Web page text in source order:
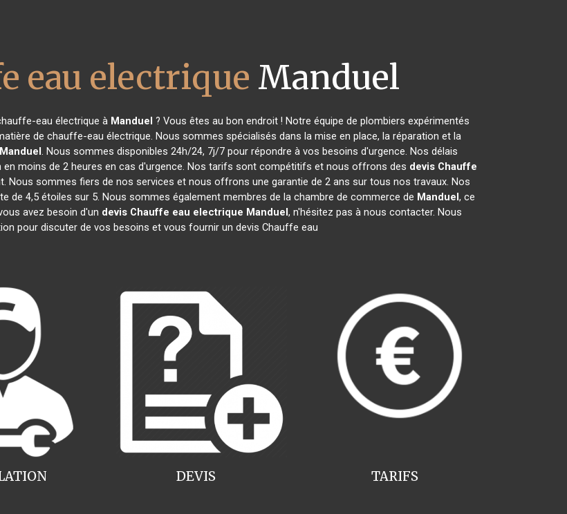
eau electrique Manduel
eau électrique à Manduel ? Vous êtes au bon endroit ! Notre équipe de plombiers expérimentés
de chauffe-eau électrique. Nous sommes spécialisés dans la mise en place, la réparation et la
Manduel. Nous sommes disponibles 24h/24, 7j/7 pour répondre à vos besoins d'urgence. Nos délais
moins de 2 heures en cas d'urgence. Nos tarifs sont compétitifs et nous offrons des devis Chauffe
Nous sommes fiers de nos services et nous offrons une garantie de 2 ans sur tous nos travaux. Nos
de 4,5 étoiles sur 5. Nous sommes également membres de la chambre de commerce de Manduel, ce
avez besoin d'un devis Chauffe eau electrique Manduel, n'hésitez pas à nous contacter. Nous
pour discuter de vos besoins et vous fournir un devis Chauffe eau
TARIFS
DEVIS